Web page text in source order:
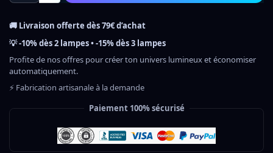
🚚 Livraison offerte dès 79€ d’achat
💡 -10% dès 2 lampes • -15% dès 3 lampes
Profite de nos offres pour créer ton univers lumineux et économiser
automatiquement.
⚡ Fabrication artisanale à la demande
Paiement 100% sécurisé